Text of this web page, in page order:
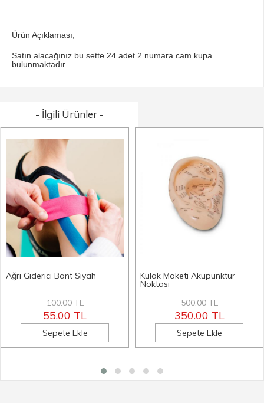
Ürün Açıklaması;
Satın alacağınız bu sette 24 adet 2 numara cam kupa
bulunmaktadır.
- İlgili Ürünler -
Ağrı Giderici Bant Siyah
100.00 TL
55.00 TL
Sepete Ekle
Kulak Maketi Akupunktur
Noktası
500.00 TL
350.00 TL
Sepete Ekle